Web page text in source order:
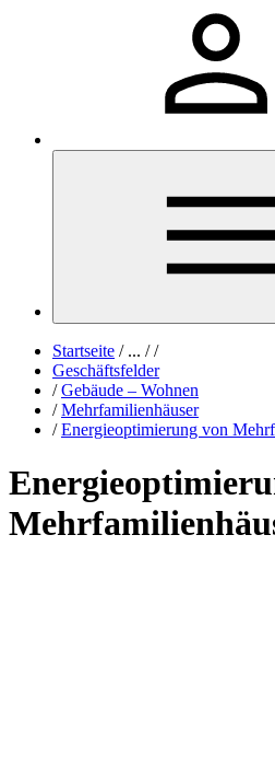
Startseite /... / /
Geschäftsfelder
/ Gebäude – Wohnen
/ Mehrfamilienhäuser
/ Energieoptimierung von